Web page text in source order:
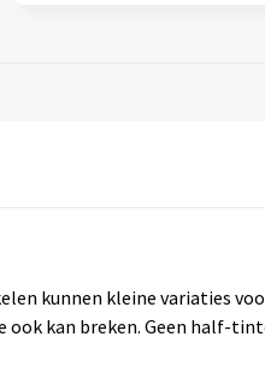
kunnen kleine variaties
kan breken. Geen half-